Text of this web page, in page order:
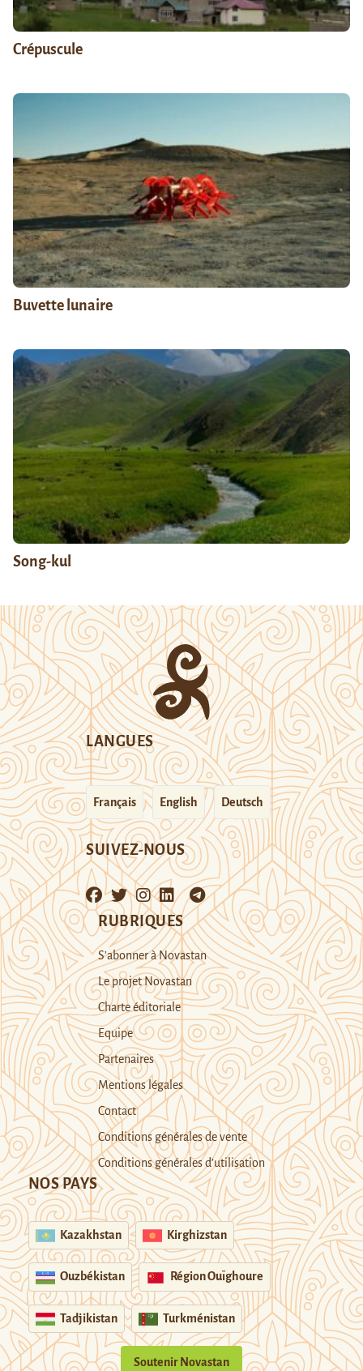
Crépuscule
Buvette lunaire
Song-kul
LANGUES
Français English Deutsch
SUIVEZ-NOUS
RUBRIQUES
S’abonner à Novastan
Le projet Novastan
Charte éditoriale
Equipe
Partenaires
Mentions légales
Contact
Conditions générales de vente
Conditions générales d’utilisation
NOS PAYS
Kazakhstan Kirghizstan
Ouzbékistan Région Ouïghoure
Tadjikistan Turkménistan
Soutenir Novastan